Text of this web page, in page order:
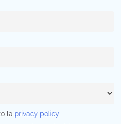
la privacy policy